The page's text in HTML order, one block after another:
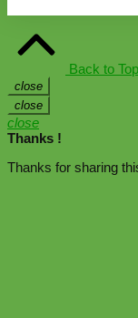
Back to Top
close
close
close
Thanks !
Thanks for sharing